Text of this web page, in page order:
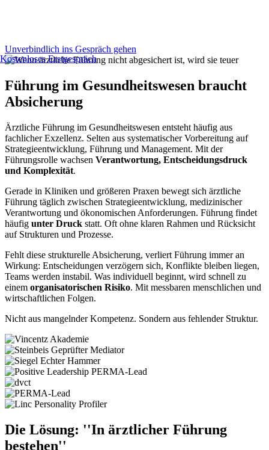
Kostenloses Erstgespräch
Unverbindlich ins Gespräch gehen
Führung im Gesundheitswesen braucht
Absicherung
Ärztliche Führung im Gesundheitswesen entsteht häufig aus
fachlicher Exzellenz. Selten aus systematischer Vorbereitung auf
Strategieentwicklung, Führung und Management. Mit der
Führungsrolle wachsen Verantwortung, Entscheidungsdruck
und Komplexität.
Gerade in Kliniken und größeren Praxen bewegt sich ärztliche
Führung täglich zwischen Strategieentwicklung, medizinischer
Verantwortung und ökonomischen Anforderungen. Führung findet
häufig unter Druck statt. Oft ohne klaren Rahmen und Rücksicht
auf Strukturen und Prozesse.
Fehlt diese strukturelle Absicherung, verliert Führung immer an
Wirkung: Entscheidungen verzögern sich, Konflikte bleiben liegen,
Teams werden instabil. Was individuell beginnt, wird schnell zu
einem organisatorischen Risiko. Mit messbaren menschlichen und
wirtschaftlichen Folgen.
Nicht aus mangelnder Kompetenz. Sondern aus fehlender Struktur.
Die Lösung: ''In ärztlicher Führung
bestehen''